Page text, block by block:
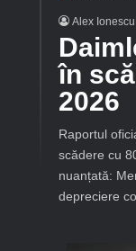
Alex Ionescu
în
2026
Raportul
scădere cu
nuanțată:
depreciere